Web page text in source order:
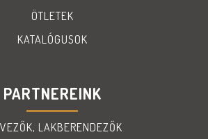
ÖTLETEK
KATALÓGUSOK
PARTNEREINK
LAKBERENDEZŐK